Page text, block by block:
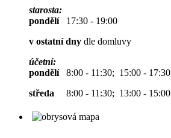
starosta:
pondělí 17:30 - 19:00
v ostatní dny dle domluvy
účetní:
pondělí 8:00 - 11:30; 15:00 - 17:30
středa 8:00 - 11:30; 13:00 - 15:00